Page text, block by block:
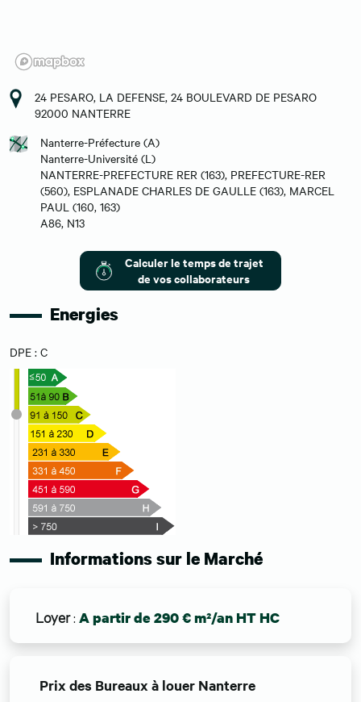
24 PESARO, LA DEFENSE, 24 BOULEVARD DE PESARO
92000 NANTERRE
Nanterre-Préfecture (A)
Nanterre-Université (L)
NANTERRE-PREFECTURE RER (163), PREFECTURE-RER
(560), ESPLANADE CHARLES DE GAULLE (163), MARCEL
PAUL (160, 163)
A86, N13
Calculer le temps de trajet
de vos collaborateurs
Energies
DPE : C
Informations sur le Marché
Loyer: A partir de 290 € m²/an HT HC
Prix des Bureaux à louer Nanterre